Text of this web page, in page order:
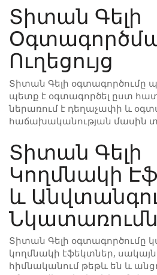
Տիտան Գելի
Ուղեցույց
Տիտան Գելի օգտագործումը
պետք է օգտագործել ըստ
ներառում է դեղաչափի և
հաճախականության մասին
Տիտան Գելի
Կողմնակի
և
Տիտան Գելի օգտագործումը
կողմնակի էֆեկտներ,
հիմնականում թեթև են և